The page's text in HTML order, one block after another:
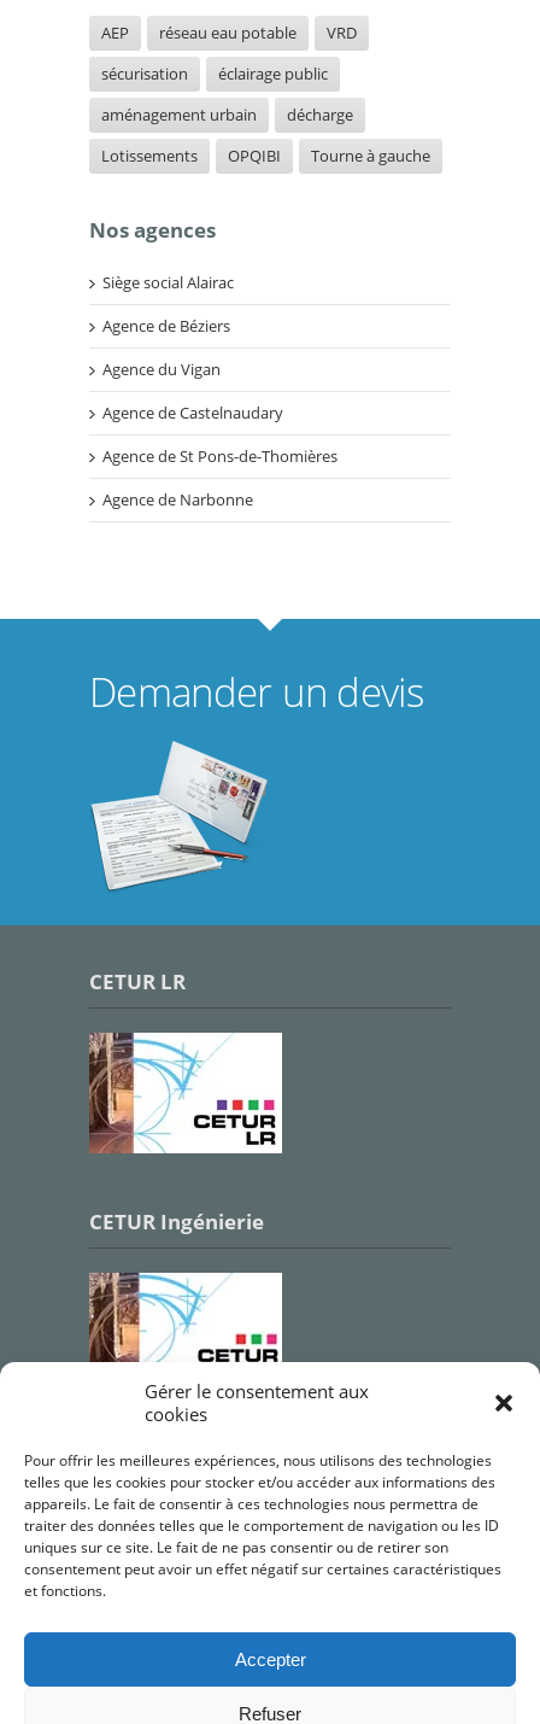
Gérer le consentement aux
cookies
Pour offrir les meilleures expériences, nous utilisons des technologies
telles que les cookies pour stocker et/ou accéder aux informations des
appareils. Le fait de consentir à ces technologies nous permettra de
traiter des données telles que le comportement de navigation ou les ID
uniques sur ce site. Le fait de ne pas consentir ou de retirer son
consentement peut avoir un effet négatif sur certaines caractéristiques
et fonctions.
Accepter
Refuser
AEP réseau eau potable
VRD
sécurisation
éclairage public
aménagement urbain
décharge
Lotissements
OPQIBI Tourne à gauche
Nos agences
Siège social Alairac
Agence de Béziers
Agence du Vigan
Agence de Castelnaudary
Agence de St Pons-de-Thomières
Agence de Narbonne
Demander un devis
CETUR LR
CETUR Ingénierie
Qualifications OPQIBI